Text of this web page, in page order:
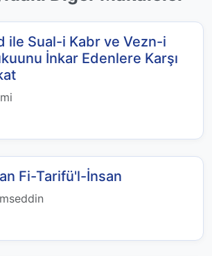
ile Sual-i Kabr ve Vezn-i
İnkar Edenlere Karşı
Fi-Tarifü'l-İnsan